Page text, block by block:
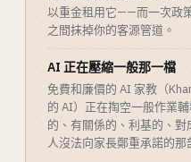
以重金租用它——而一次政
之間抹掉你的客源管道。
AI 正在壓縮一般那一檔
免費和廉價的 AI 家教（
的 AI）正在掏空一般作業
的、有關係的、利基的、
人沒法向家長鄭重承諾的那